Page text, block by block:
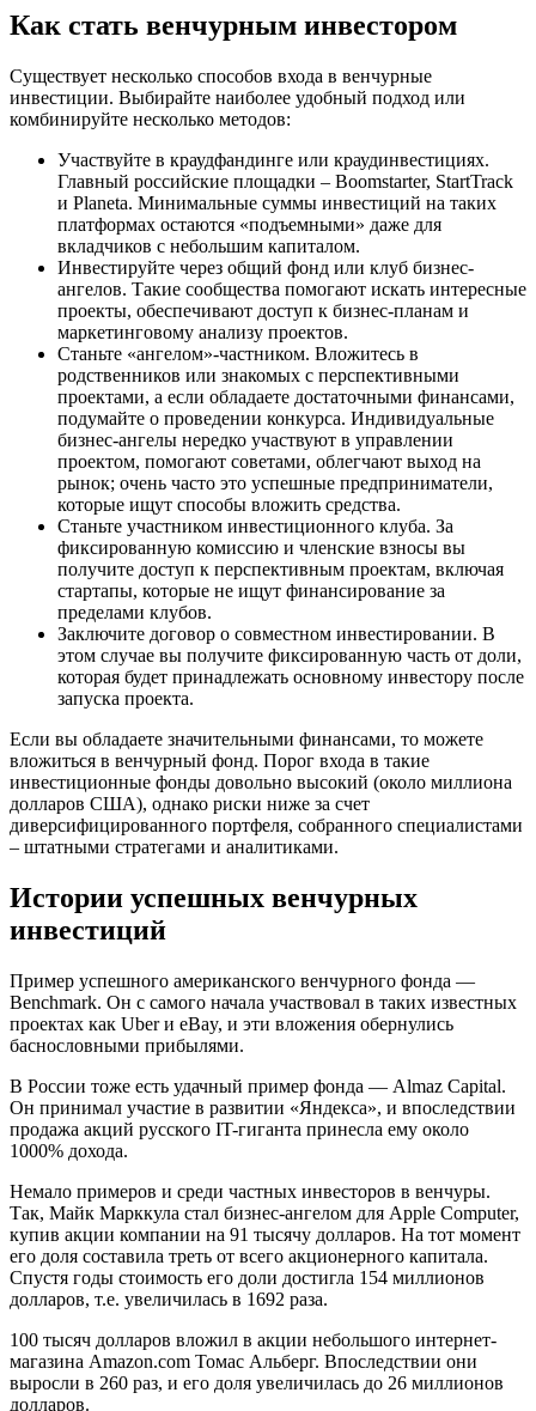
Как стать венчурным инвестором
Существует несколько способов входа в венчурные
инвестиции. Выбирайте наиболее удобный подход или
комбинируйте несколько методов:
Участвуйте в краудфандинге или краудинвестициях.
Главный российские площадки – Boomstarter, StartTrack
и Planeta. Минимальные суммы инвестиций на таких
платформах остаются «подъемными» даже для
вкладчиков с небольшим капиталом.
Инвестируйте через общий фонд или клуб бизнес-
ангелов. Такие сообщества помогают искать интересные
проекты, обеспечивают доступ к бизнес-планам и
маркетинговому анализу проектов.
Станьте «ангелом»-частником. Вложитесь в
родственников или знакомых с перспективными
проектами, а если обладаете достаточными финансами,
подумайте о проведении конкурса. Индивидуальные
бизнес-ангелы нередко участвуют в управлении
проектом, помогают советами, облегчают выход на
рынок; очень часто это успешные предприниматели,
которые ищут способы вложить средства.
Станьте участником инвестиционного клуба. За
фиксированную комиссию и членские взносы вы
получите доступ к перспективным проектам, включая
стартапы, которые не ищут финансирование за
пределами клубов.
Заключите договор о совместном инвестировании. В
этом случае вы получите фиксированную часть от доли,
которая будет принадлежать основному инвестору после
запуска проекта.
Если вы обладаете значительными финансами, то можете
вложиться в венчурный фонд. Порог входа в такие
инвестиционные фонды довольно высокий (около миллиона
долларов США), однако риски ниже за счет
диверсифицированного портфеля, собранного специалистами
– штатными стратегами и аналитиками.
Истории успешных венчурных
инвестиций
Пример успешного американского венчурного фонда —
Benchmark. Он с самого начала участвовал в таких известных
проектах как Uber и eBay, и эти вложения обернулись
баснословными прибылями.
В России тоже есть удачный пример фонда — Almaz Capital.
Он принимал участие в развитии «Яндекса», и впоследствии
продажа акций русского IT-гиганта принесла ему около
1000% дохода.
Немало примеров и среди частных инвесторов в венчуры.
Так, Майк Марккула стал бизнес-ангелом для Apple Computer,
купив акции компании на 91 тысячу долларов. На тот момент
его доля составила треть от всего акционерного капитала.
Спустя годы стоимость его доли достигла 154 миллионов
долларов, т.е. увеличилась в 1692 раза.
100 тысяч долларов вложил в акции небольшого интернет-
магазина Amazon.com Томас Альберг. Впоследствии они
выросли в 260 раз, и его доля увеличилась до 26 миллионов
долларов.